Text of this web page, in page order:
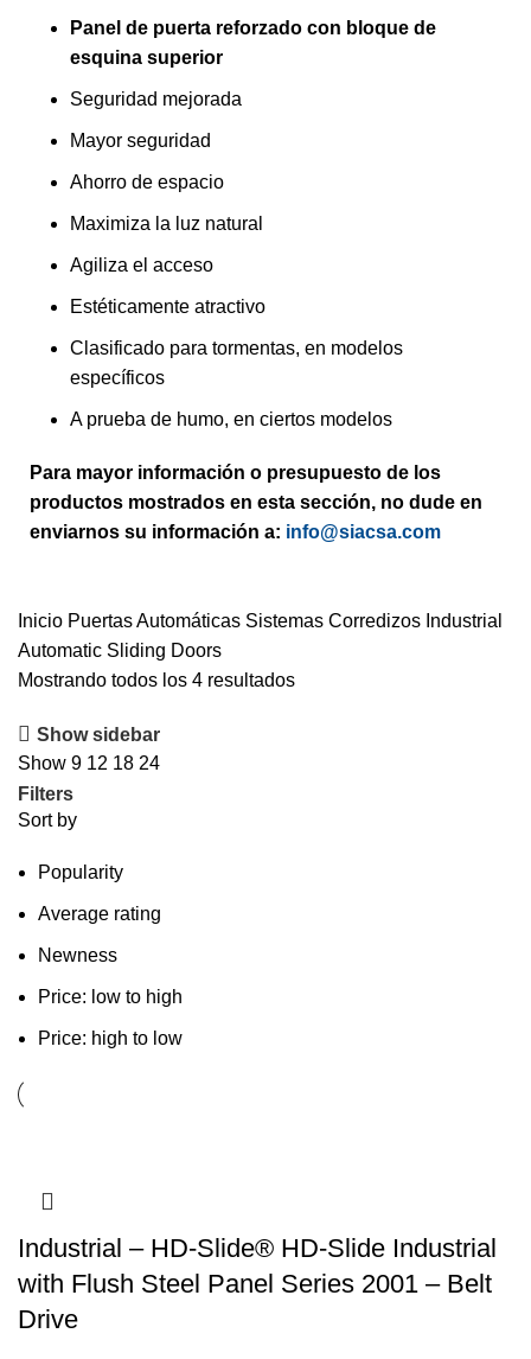
Panel de puerta reforzado con bloque de
esquina superior
Seguridad mejorada
Mayor seguridad
Ahorro de espacio
Maximiza la luz natural
Agiliza el acceso
Estéticamente atractivo
Clasificado para tormentas, en modelos
específicos
A prueba de humo, en ciertos modelos
Para mayor información o presupuesto de los
productos mostrados en esta sección, no dude en
enviarnos su información a: info@siacsa.com
Inicio Puertas Automáticas Sistemas Corredizos Industrial
Automatic Sliding Doors
Mostrando todos los 4 resultados
Show sidebar
Show 9 12 18 24
Filters
Sort by
Popularity
Average rating
Newness
Price: low to high
Price: high to low
Industrial – HD-Slide® HD-Slide Industrial
with Flush Steel Panel Series 2001 – Belt
Drive